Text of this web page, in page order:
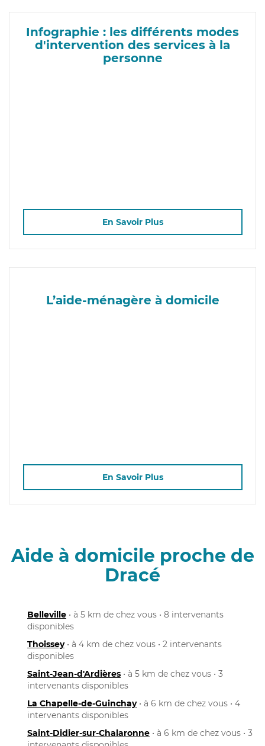
Infographie : les différents modes
d'intervention des services à la
personne
En Savoir Plus
L’aide-ménagère à domicile
En Savoir Plus
Aide à domicile proche de
Dracé
Belleville • à 5 km de chez vous • 8 intervenants
disponibles
Thoissey• à 4 km de chez vous • 2 intervenants
disponibles
Saint-Jean-d'Ardières • à 5 km de chez vous • 3
intervenants disponibles
La Chapelle-de-Guinchay• à 6 km de chez vous • 4
intervenants disponibles
Saint-Didier-sur-Chalaronne • à 6 km de chez vous • 3